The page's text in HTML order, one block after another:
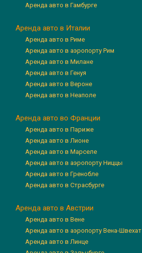
Аренда авто в Гамбурге
Аренда авто в Италии
Аренда авто в Риме
Аренда авто в аэропорту Рим
Аренда авто в Милане
Аренда авто в Генуя
Аренда авто в Вероне
Аренда авто в Неаполе
Аренда авто во Франции
Аренда авто в Париже
Аренда авто в Лионе
Аренда авто в Марселе
Аренда авто в аэропорту Ниццы
Аренда авто в Гренобле
Аренда авто в Страсбурге
Аренда авто в Австрии
Аренда авто в Вене
Аренда авто в аэропорту Вена-Швехат
Аренда авто в Линце